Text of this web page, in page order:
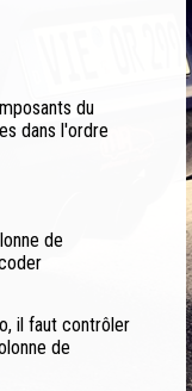
du
dans l'ordre
de
il faut contrôler
de